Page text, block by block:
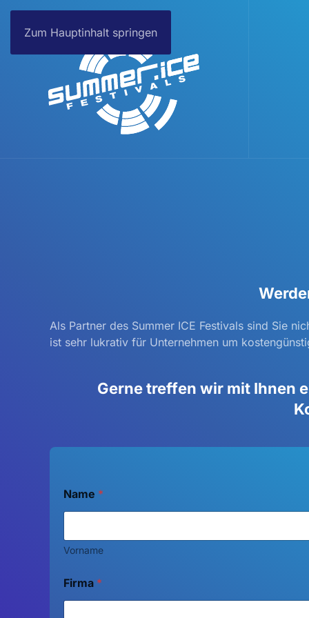
Zum Hauptinhalt springen
Als Partner des Summer ICE Festivals sind Sie
ist sehr lukrativ für Unternehmen um
Gerne treffen wir mit Ihnen
Name *
Vorname
Firma *